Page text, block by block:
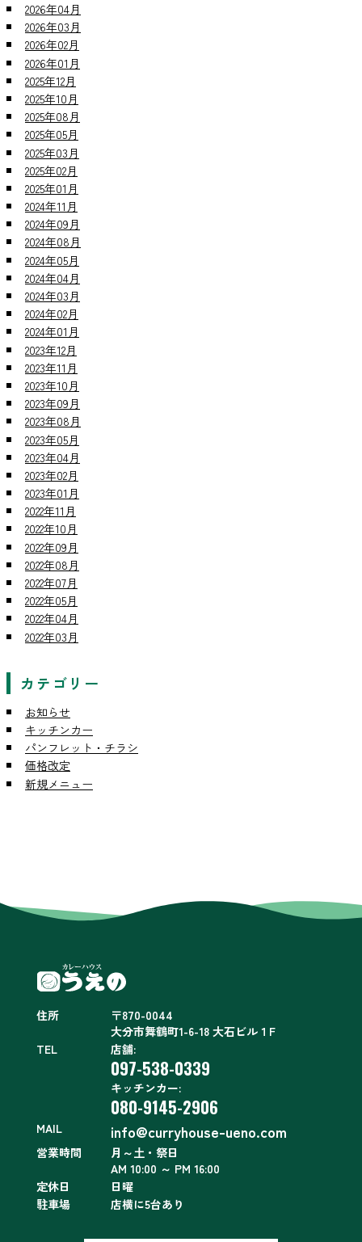
2026年04月
2026年03月
2026年02月
2026年01月
2025年12月
2025年10月
2025年08月
2025年05月
2025年03月
2025年02月
2025年01月
2024年11月
2024年09月
2024年08月
2024年05月
2024年04月
2024年03月
2024年02月
2024年01月
2023年12月
2023年11月
2023年10月
2023年09月
2023年08月
2023年05月
2023年04月
2023年02月
2023年01月
2022年11月
2022年10月
2022年09月
2022年08月
2022年07月
2022年05月
2022年04月
2022年03月
カテゴリー
お知らせ
キッチンカー
パンフレット・チラシ
価格改定
新規メニュー
住所
〒870-0044
大分市舞鶴町1-6-18 大石ビル１F
TEL
店舗:
097-538-0339
キッチンカー:
080-9145-2906
MAIL info@curryhouse-ueno.com
営業時間
月～土・祭日
AM 10:00 ～ PM 16:00
定休日
日曜
駐車場
店横に5台あり